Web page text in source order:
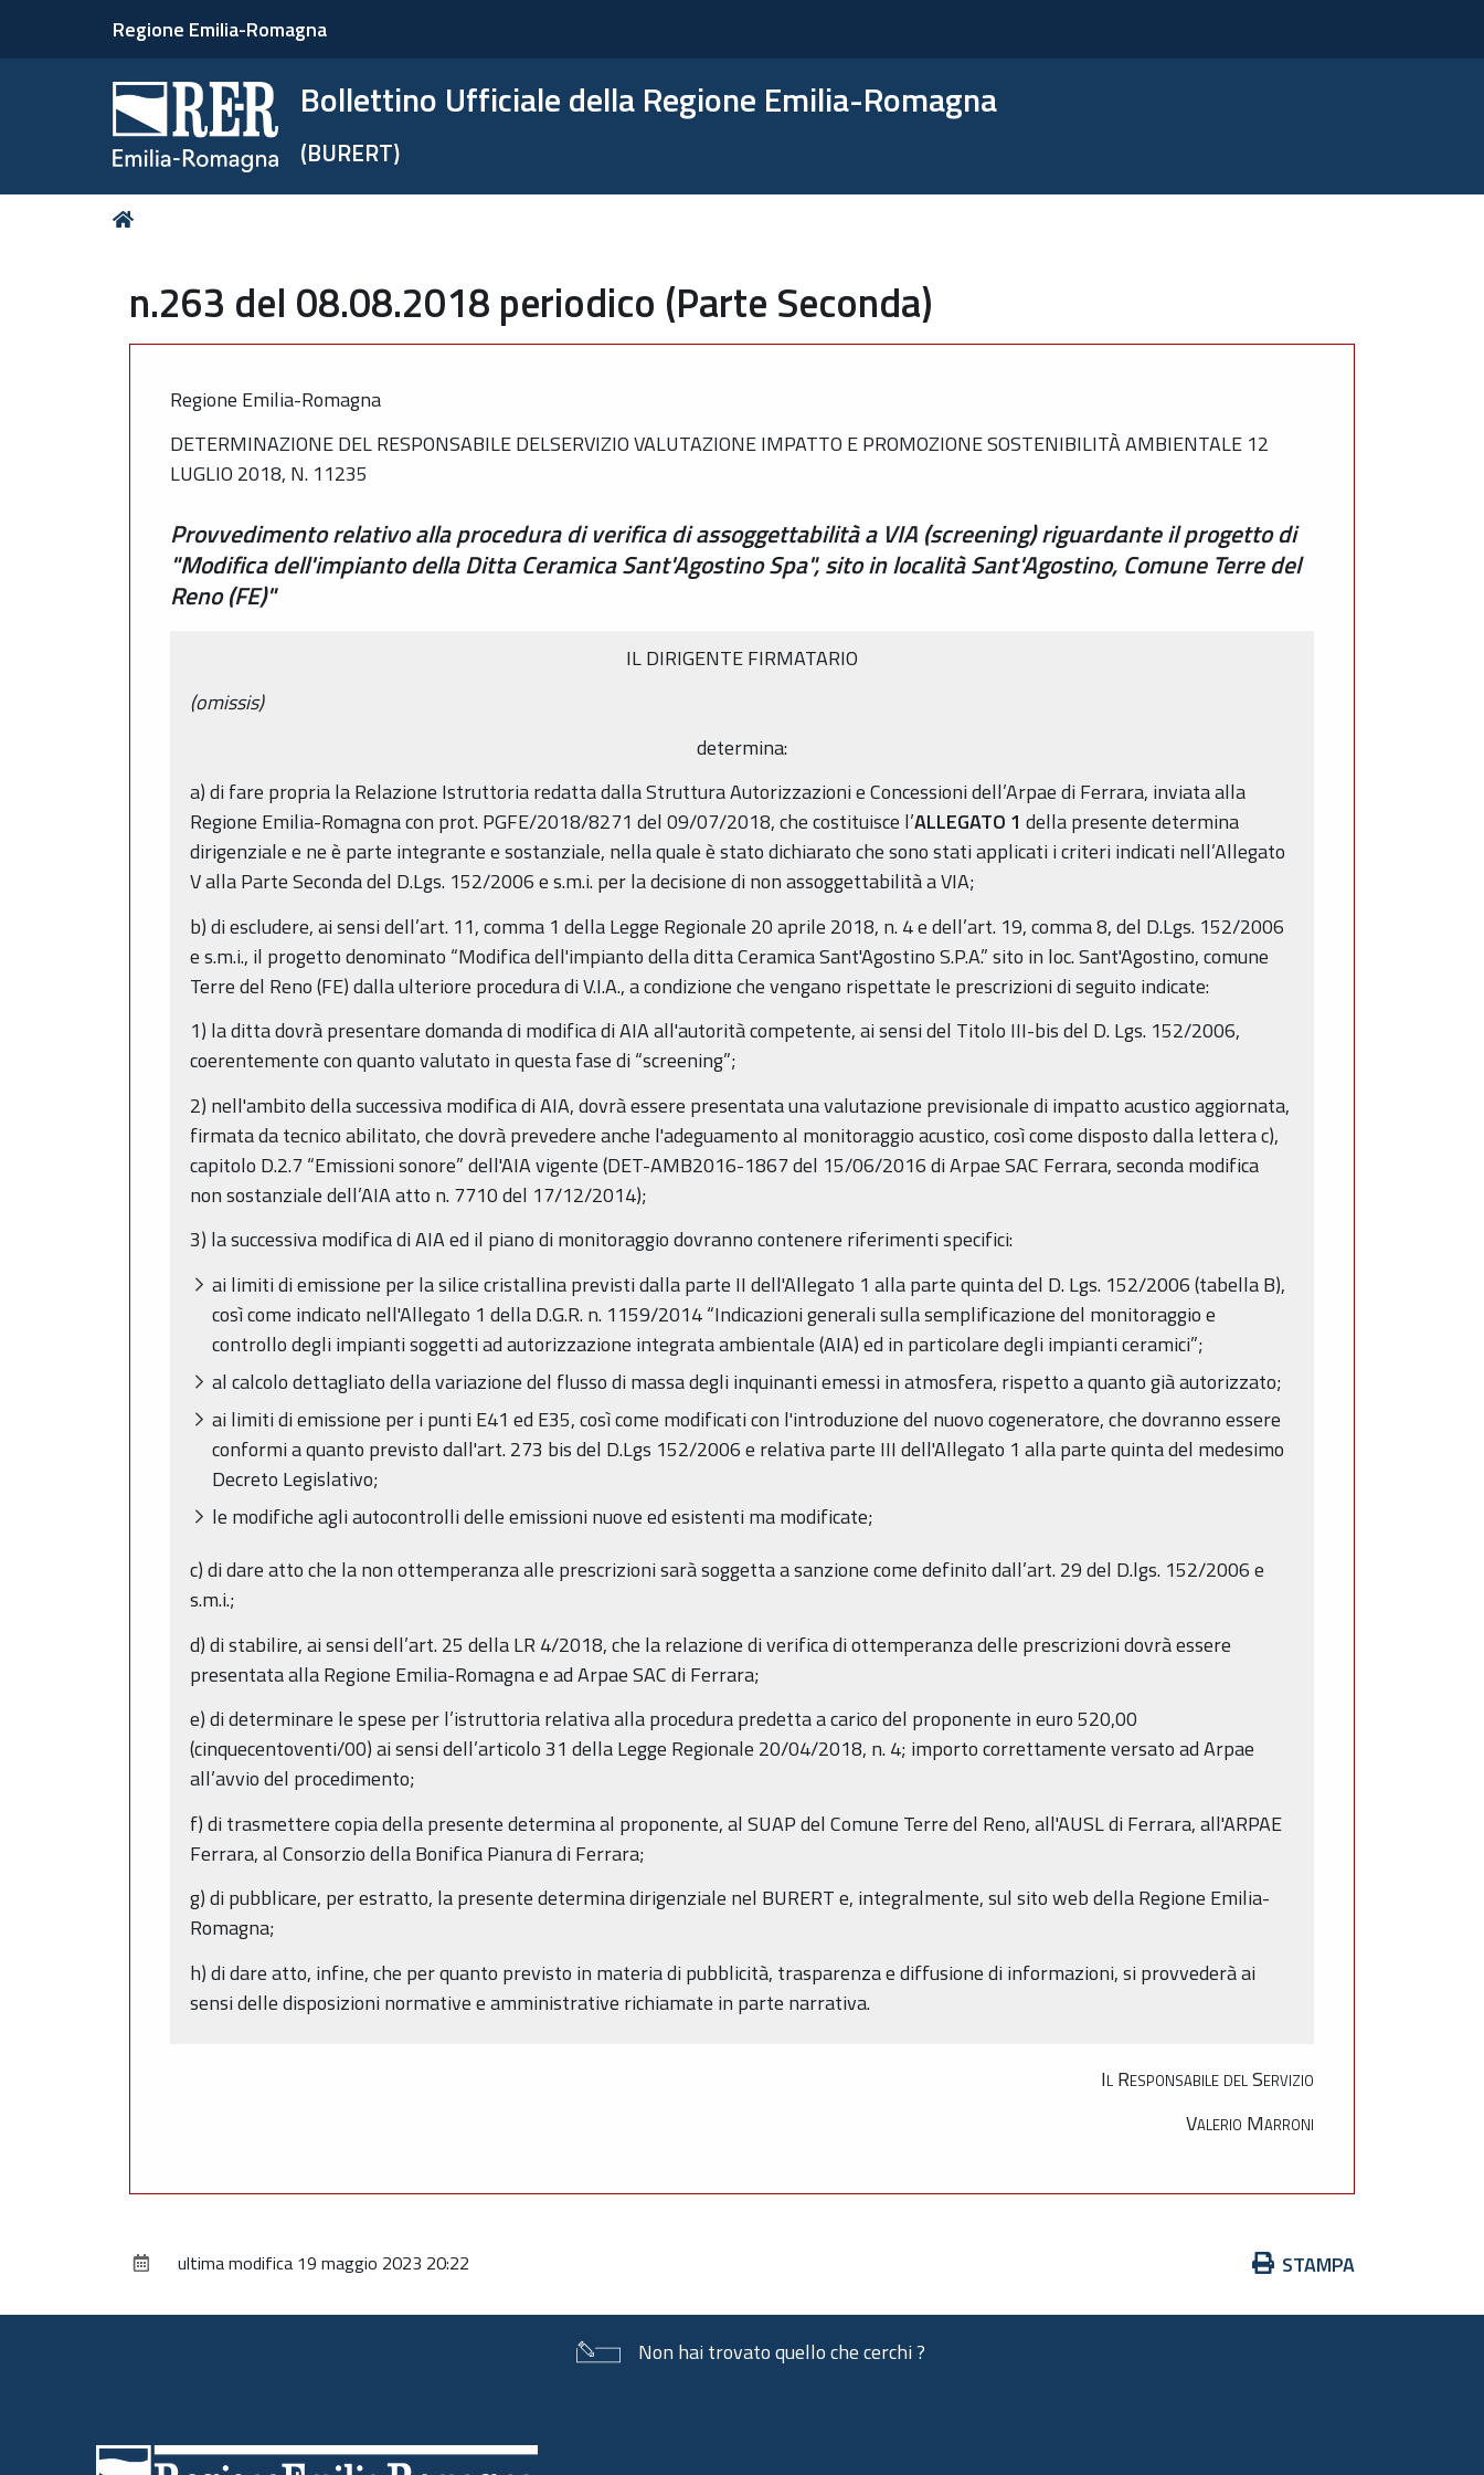
Regione Emilia-Romagna
Bollettino Ufficiale della Regione Emilia-Romagna
(BURERT)
Tu
n.263 del 08.08.2018 periodico (Parte Seconda)
Regione Emilia-Romagna
DETERMINAZIONE DEL RESPONSABILE DELSERVIZIO VALUTAZIONE IMPATTO E PROMOZIONE SOSTENIBILITÀ AMBIENTALE 12
LUGLIO 2018, N. 11235
Provvedimento relativo alla procedura di verifica di assoggettabilità a VIA (screening) riguardante il progetto di
"Modifica dell'impianto della Ditta Ceramica Sant'Agostino Spa", sito in località Sant'Agostino, Comune Terre del
Reno (FE)"
IL DIRIGENTE FIRMATARIO
(omissis)
determina:
a) di fare propria la Relazione Istruttoria redatta dalla Struttura Autorizzazioni e Concessioni dell’Arpae di Ferrara, inviata alla
Regione Emilia-Romagna con prot. PGFE/2018/8271 del 09/07/2018, che costituisce l’ALLEGATO 1 della presente determina
dirigenziale e ne è parte integrante e sostanziale, nella quale è stato dichiarato che sono stati applicati i criteri indicati nell’Allegato
V alla Parte Seconda del D.Lgs. 152/2006 e s.m.i. per la decisione di non assoggettabilità a VIA;
b) di escludere, ai sensi dell’art. 11, comma 1 della Legge Regionale 20 aprile 2018, n. 4 e dell’art. 19, comma 8, del D.Lgs. 152/2006
e s.m.i., il progetto denominato “Modifica dell'impianto della ditta Ceramica Sant'Agostino S.P.A.” sito in loc. Sant'Agostino, comune
Terre del Reno (FE) dalla ulteriore procedura di V.I.A., a condizione che vengano rispettate le prescrizioni di seguito indicate:
1) la ditta dovrà presentare domanda di modifica di AIA all'autorità competente, ai sensi del Titolo III-bis del D. Lgs. 152/2006,
coerentemente con quanto valutato in questa fase di “screening”;
2) nell'ambito della successiva modifica di AIA, dovrà essere presentata una valutazione previsionale di impatto acustico aggiornata,
firmata da tecnico abilitato, che dovrà prevedere anche l'adeguamento al monitoraggio acustico, così come disposto dalla lettera c),
capitolo D.2.7 “Emissioni sonore” dell'AIA vigente (DET-AMB2016-1867 del 15/06/2016 di Arpae SAC Ferrara, seconda modifica
non sostanziale dell’AIA atto n. 7710 del 17/12/2014);
3) la successiva modifica di AIA ed il piano di monitoraggio dovranno contenere riferimenti specifici:
ai limiti di emissione per la silice cristallina previsti dalla parte II dell'Allegato 1 alla parte quinta del D. Lgs. 152/2006 (tabella B),
così come indicato nell'Allegato 1 della D.G.R. n. 1159/2014 “Indicazioni generali sulla semplificazione del monitoraggio e
controllo degli impianti soggetti ad autorizzazione integrata ambientale (AIA) ed in particolare degli impianti ceramici”;
al calcolo dettagliato della variazione del flusso di massa degli inquinanti emessi in atmosfera, rispetto a quanto già autorizzato;
ai limiti di emissione per i punti E41 ed E35, così come modificati con l'introduzione del nuovo cogeneratore, che dovranno essere
conformi a quanto previsto dall'art. 273 bis del D.Lgs 152/2006 e relativa parte III dell'Allegato 1 alla parte quinta del medesimo
Decreto Legislativo;
le modifiche agli autocontrolli delle emissioni nuove ed esistenti ma modificate;
c) di dare atto che la non ottemperanza alle prescrizioni sarà soggetta a sanzione come definito dall’art. 29 del D.lgs. 152/2006 e
s.m.i.;
d) di stabilire, ai sensi dell’art. 25 della LR 4/2018, che la relazione di verifica di ottemperanza delle prescrizioni dovrà essere
presentata alla Regione Emilia-Romagna e ad Arpae SAC di Ferrara;
e) di determinare le spese per l’istruttoria relativa alla procedura predetta a carico del proponente in euro 520,00
(cinquecentoventi/00) ai sensi dell’articolo 31 della Legge Regionale 20/04/2018, n. 4; importo correttamente versato ad Arpae
all’avvio del procedimento;
f) di trasmettere copia della presente determina al proponente, al SUAP del Comune Terre del Reno, all'AUSL di Ferrara, all'ARPAE
Ferrara, al Consorzio della Bonifica Pianura di Ferrara;
g) di pubblicare, per estratto, la presente determina dirigenziale nel BURERT e, integralmente, sul sito web della Regione Emilia-
Romagna;
h) di dare atto, infine, che per quanto previsto in materia di pubblicità, trasparenza e diffusione di informazioni, si provvederà ai
sensi delle disposizioni normative e amministrative richiamate in parte narrativa.
Il Responsabile del Servizio
Valerio Marroni
Azioni
documento
STAMPA
ultima modifica 19 maggio 2023 20:22
Non hai trovato quello che cerchi ?